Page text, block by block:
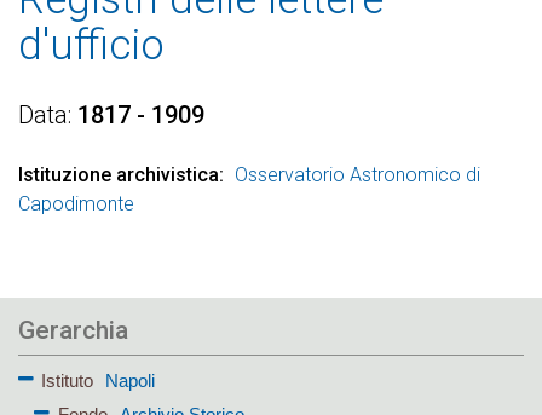
d'ufficio
Data 1817 - 1909
Istituzione archivistica
Osservatorio Astronomico di
Capodimonte
Gerarchia
Istituto
Napoli